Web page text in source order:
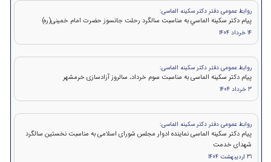
روابط عمومی دفتر دکتر سکینه الماسی:
پيام دکتر سكينه الماسي به مناسبت سالگرد رحلت جانسوز حضرت امام خمينی(ره)
14 خرداد 1404
روابط عمومی دفتر دکتر سکینه الماسی:
پیام دکتر سکینه الماسی به مناسبت سوم خرداد، سالروز آزادسازی خرمشهر
3 خرداد 1404
روابط عمومی دفتر دکتر سکینه الماسی:
پیام دکتر سکینه الماسی نماینده ادوار مجلس شورای اسلامی به مناسبت نخستین سالگرد
شهدای خدمت
31 اردیبهشت 1404